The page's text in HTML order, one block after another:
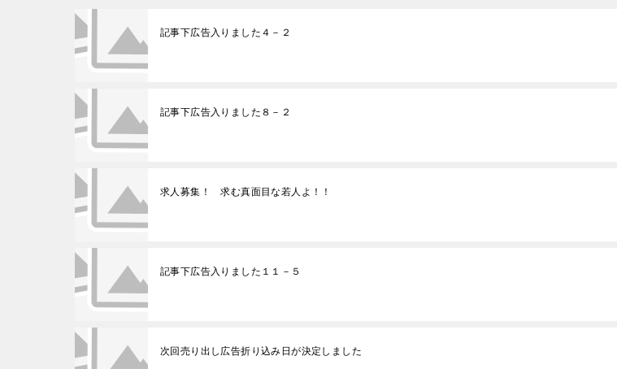
記事下広告入りました４－２
記事下広告入りました８－２
求人募集！ 求む真面目な若人よ！！
記事下広告入りました１１－５
次回売り出し広告折り込み日が決定しました